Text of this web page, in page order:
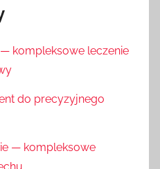
kompleksowe leczenie
do precyzyjnego
— kompleksowe